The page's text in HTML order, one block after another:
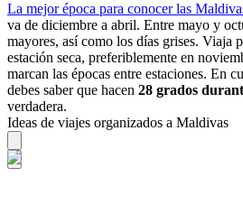
La mejor época para conocer las
va de diciembre a abril. Entre mayo y
mayores, así como los días grises. Viaja
estación seca, preferiblemente en
marcan las épocas entre estaciones. En
debes saber que hacen 28 grados
verdadera.
Ideas de viajes organizados a Maldivas